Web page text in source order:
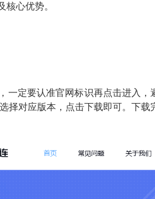
心优势。
一定要认准官网标识再点击进入
择对应版本，点击下载即可。下